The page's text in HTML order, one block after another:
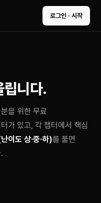
로그인 · 시작
립니다.
을 위한 무료
가 있고, 각 챕터에서 핵심
이도 상·중·하)를 풀면